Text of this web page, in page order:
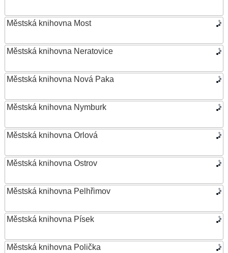
Městská knihovna Most
Městská knihovna Neratovice
Městská knihovna Nová Paka
Městská knihovna Nymburk
Městská knihovna Orlová
Městská knihovna Ostrov
Městská knihovna Pelhřimov
Městská knihovna Písek
Městská knihovna Polička